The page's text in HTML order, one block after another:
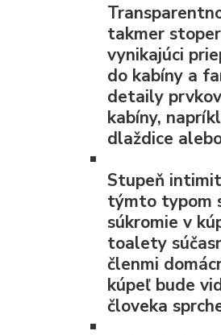
takmer
vynikajúci
do kabíny a
detaily
kabíny,
dlaždice
Stupeň
týmto typom
súkromie v
toalety
členmi
kúpeľ bude
človeka